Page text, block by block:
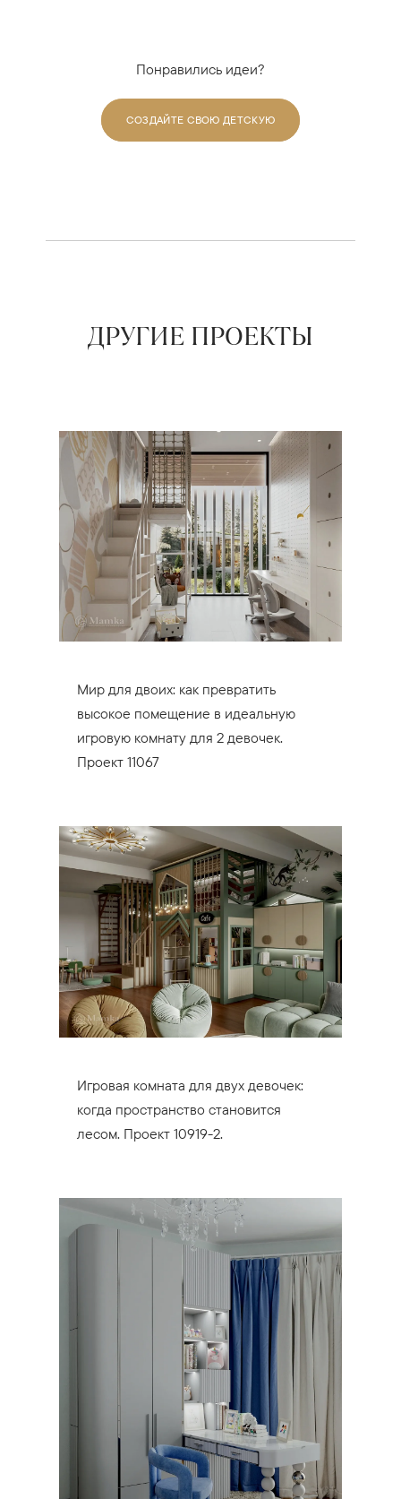
Понравились идеи?
СОЗДАЙТЕ СВОЮ ДЕТСКУЮ
ДРУГИЕ ПРОЕКТЫ
Мир для двоих: как превратить
высокое помещение в идеальную
игровую комнату для 2 девочек.
Проект 11067
Игровая комната для двух девочек:
когда пространство становится
лесом. Проект 10919-2.